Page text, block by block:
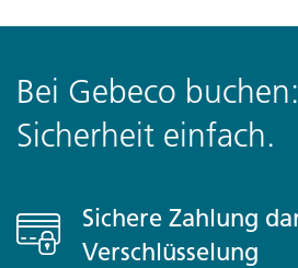
Bei Gebeco
Sicherheit einfach.
Sichere Zahlung
Verschlüsselung